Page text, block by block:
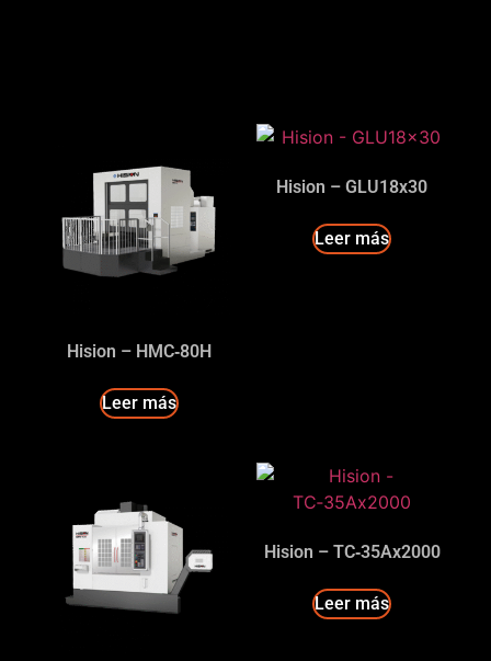
Hision – HMC‑80H
Leer más
Hision – GLU18x30
Leer más
Hision – TC‑35Ax2000
Leer más